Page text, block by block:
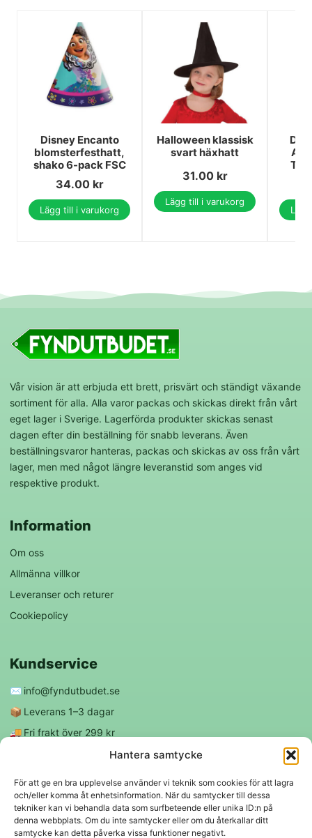
Hantera samtycke
För att ge en bra upplevelse använder vi teknik som cookies för att lagra
och/eller komma åt enhetsinformation. När du samtycker till dessa
tekniker kan vi behandla data som surfbeteende eller unika ID:n på
denna webbplats. Om du inte samtycker eller om du återkallar ditt
samtycke kan detta påverka vissa funktioner negativt.
Disney Encanto
blomsterfesthatt,
shako 6-pack FSC
34.00 kr
Lägg till i varukorg
Halloween klassisk
svart häxhatt
31.00 kr
Lägg till i varukorg
Vår vision är att erbjuda ett brett, prisvärt och ständigt växande
sortiment för alla. Alla varor packas och skickas direkt från vårt
eget lager i Sverige. Lagerförda produkter skickas senast
dagen efter din beställning för snabb leverans. Även
beställningsvaror hanteras, packas och skickas av oss från vårt
lager, men med något längre leveranstid som anges vid
respektive produkt.
Information
Om oss
Allmänna villkor
Leveranser och returer
Cookiepolicy
Kundservice
✉️ info@fyndutbudet.se
📦 Leverans 1–3 dagar
🚚 Fri frakt över 299 kr
Följ oss